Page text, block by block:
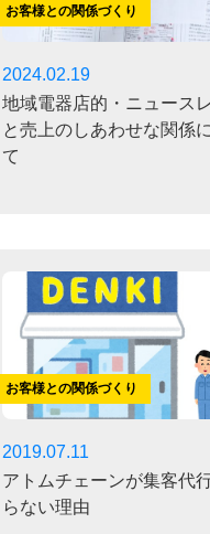
お客様との関係づくり
2024.02.19
地域電器店的・ニュース
と売上のしあわせな関係
て
お客様との関係づくり
2019.07.11
アトムチェーンが集客代
らない理由